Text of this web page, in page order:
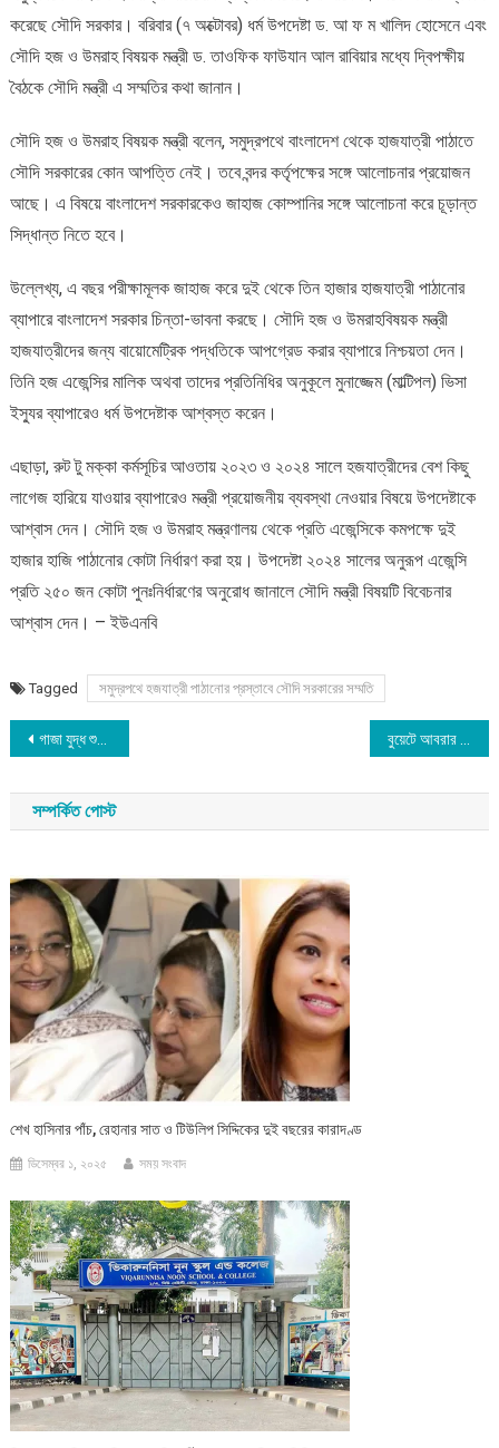
সরকারের
সম্মতি
করেছে সৌদি সরকার। বরিবার (৭ অক্টোবর) ধর্ম উপদেষ্টা ড. আ ফ ম খালিদ হোসেনে এবং
সৌদি হজ ও উমরাহ বিষয়ক মন্ত্রী ড. তাওফিক ফাউযান আল রাবিয়ার মধ্যে দ্বিপক্ষীয়
বৈঠকে সৌদি মন্ত্রী এ সম্মতির কথা জানান।
সৌদি হজ ও উমরাহ বিষয়ক মন্ত্রী বলেন, সমুদ্রপথে বাংলাদেশ থেকে হাজযাত্রী পাঠাতে
সৌদি সরকারের কোন আপত্তি নেই। তবে বন্দর কর্তৃপক্ষের সঙ্গে আলোচনার প্রয়োজন
আছে। এ বিষয়ে বাংলাদেশ সরকারকেও জাহাজ কোম্পানির সঙ্গে আলোচনা করে চূড়ান্ত
সিদ্ধান্ত নিতে হবে।
উল্লেখ্য, এ বছর পরীক্ষামূলক জাহাজ করে দুই থেকে তিন হাজার হাজযাত্রী পাঠানোর
ব্যাপারে বাংলাদেশ সরকার চিন্তা-ভাবনা করছে। সৌদি হজ ও উমরাহবিষয়ক মন্ত্রী
হাজযাত্রীদের জন্য বায়োমেট্রিক পদ্ধতিকে আপগ্রেড করার ব্যাপারে নিশ্চয়তা দেন।
তিনি হজ এজেন্সির মালিক অথবা তাদের প্রতিনিধির অনুকূলে মুনাজ্জেম (মাল্টিপল) ভিসা
ইস্যুর ব্যাপারেও ধর্ম উপদেষ্টাক আশ্বস্ত করেন।
এছাড়া, রুট টু মক্কা কর্মসূচির আওতায় ২০২৩ ও ২০২৪ সালে হজযাত্রীদের বেশ কিছু
লাগেজ হারিয়ে যাওয়ার ব্যাপারেও মন্ত্রী প্রয়োজনীয় ব্যবস্থা নেওয়ার বিষয়ে উপদেষ্টাকে
আশ্বাস দেন। সৌদি হজ ও উমরাহ মন্ত্রণালয় থেকে প্রতি এজেন্সিকে কমপক্ষে দুই
হাজার হাজি পাঠানোর কোটা নির্ধারণ করা হয়। উপদেষ্টা ২০২৪ সালের অনুরূপ এজেন্সি
প্রতি ২৫০ জন কোটা পুনঃনির্ধারণের অনুরোধ জানালে সৌদি মন্ত্রী বিষয়টি বিবেচনার
আশ্বাস দেন। – ইউএনবি
Tagged সমুদ্রপথে হজযাত্রী পাঠানোর প্রস্তাবে সৌদি সরকারের সম্মতি
Post
navigation
গাজা যুদ্ধ শুরুর পর ইসরায়েলের জন্য যুক্তরাষ্ট্রের রেকর্ড পরিমাণ সামরিক সাহায্য বুয়েটে আবরার ফাহাদ হত্যা, কী ঘটেছিলো পাঁচ বছর আগে
সম্পর্কিত পোস্ট
শেখ হাসিনার পাঁচ, রেহানার সাত ও টিউলিপ সিদ্দিকের দুই বছরের কারাদণ্ড
ডিসেম্বর ১, ২০২৫ সময় সংবাদ